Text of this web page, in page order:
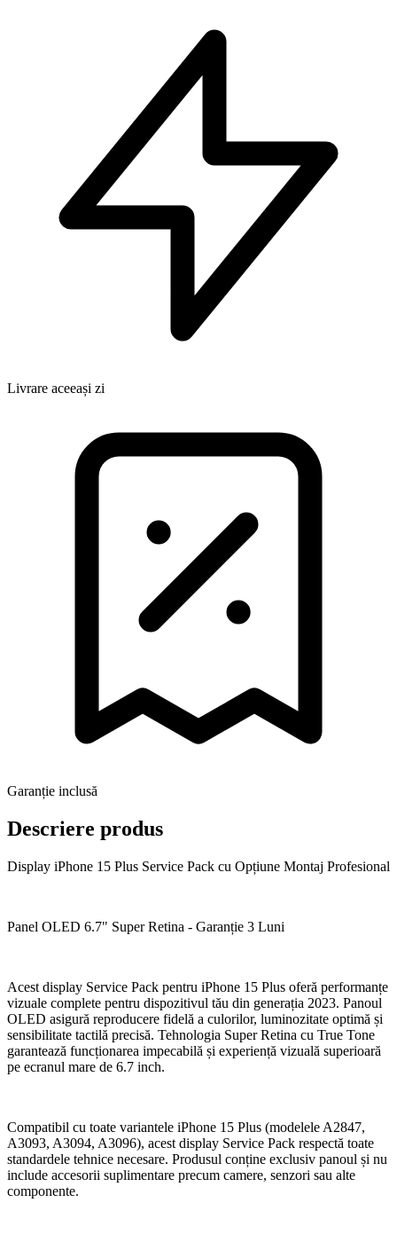
Livrare aceeași zi
Garanție inclusă
Descriere produs
Display iPhone 15 Plus Service Pack cu Opțiune Montaj Profesional
Panel OLED 6.7" Super Retina - Garanție 3 Luni
Acest display Service Pack pentru iPhone 15 Plus oferă performanțe
vizuale complete pentru dispozitivul tău din generația 2023. Panoul
OLED asigură reproducere fidelă a culorilor, luminozitate optimă și
sensibilitate tactilă precisă. Tehnologia Super Retina cu True Tone
garantează funcționarea impecabilă și experiență vizuală superioară
pe ecranul mare de 6.7 inch.
Compatibil cu toate variantele iPhone 15 Plus (modelele A2847,
A3093, A3094, A3096), acest display Service Pack respectă toate
standardele tehnice necesare. Produsul conține exclusiv panoul și nu
include accesorii suplimentare precum camere, senzori sau alte
componente.